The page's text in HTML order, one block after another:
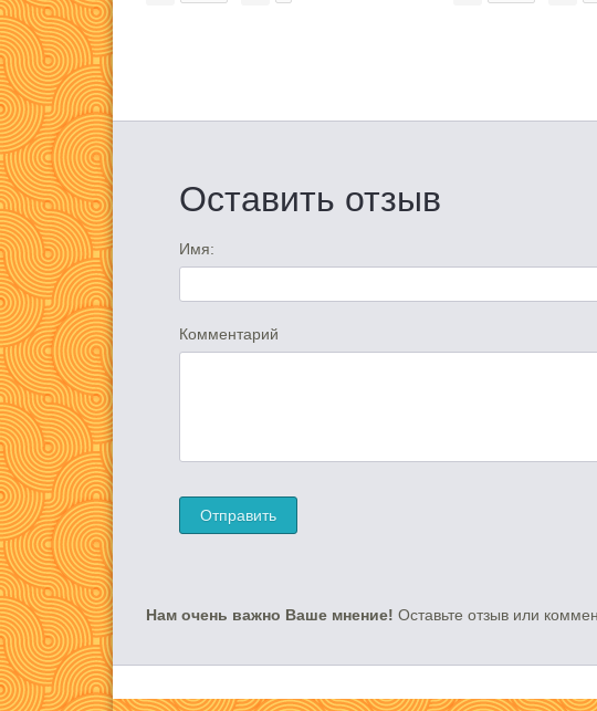
Оставить отзыв
Имя:
Комментарий
Нам очень важно Ваше мнение! Оставьте отзыв или